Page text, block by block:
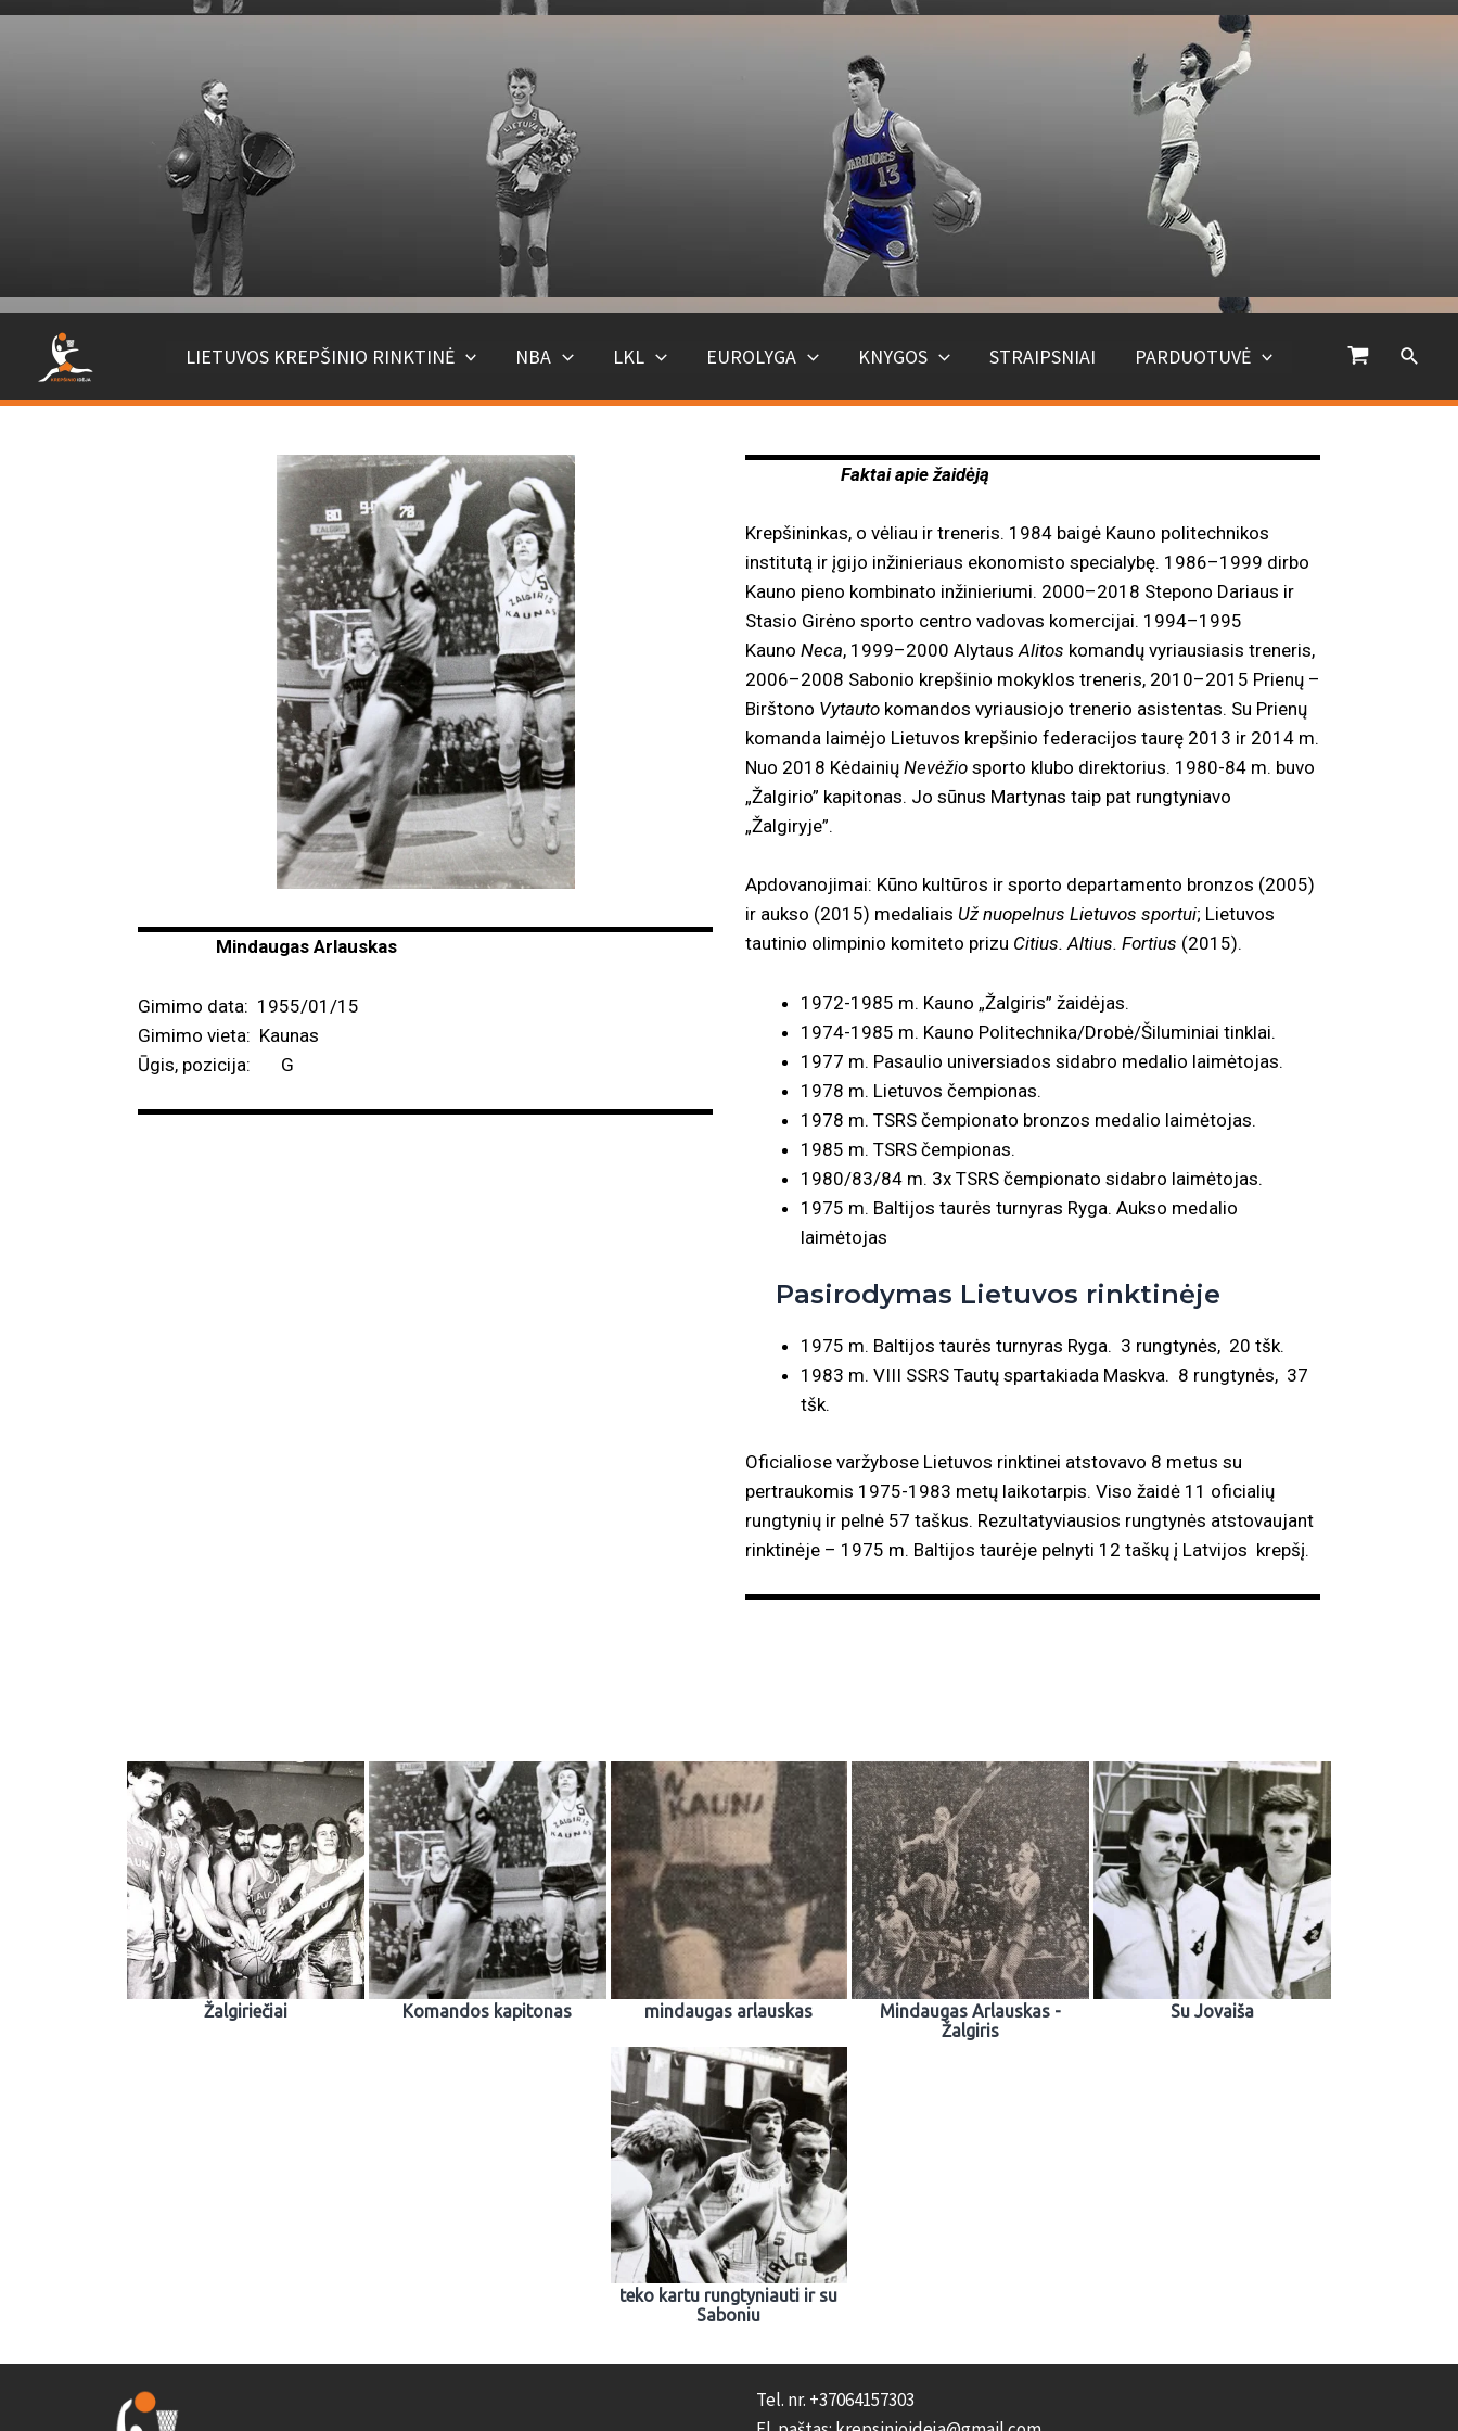
LIETUVOS KREPŠINIO RINKTINĖ NBA LKL EUROLYGA KNYGOS STRAIPSNIAI PARDUOTUVĖ
Mindaugas Arlauskas
Gimimo data: 1955/01/15
Gimimo vieta: Kaunas
Ūgis, pozicija: G
Faktai apie žaidėją
Krepšininkas, o vėliau ir treneris. 1984 baigė Kauno politechnikos
institutą ir įgijo inžinieriaus ekonomisto specialybę. 1986–1999 dirbo
Kauno pieno kombinato inžinieriumi. 2000–2018 Stepono Dariaus ir
Stasio Girėno sporto centro vadovas komercijai. 1994–1995
Kauno Neca, 1999–2000 AlytausAlitos komandų vyriausiasis treneris,
2006–2008 Sabonio krepšinio mokyklos treneris, 2010–2015 Prienų –
Birštono Vytauto komandos vyriausiojo trenerio asistentas. Su Prienų
komanda laimėjo Lietuvos krepšinio federacijos taurę 2013 ir 2014 m.
Nuo 2018 Kėdainių Nevėžio sporto klubo direktorius. 1980-84 m. buvo
„Žalgirio” kapitonas. Jo sūnus Martynas taip pat rungtyniavo
„Žalgiryje”.
Apdovanojimai: Kūno kultūros ir sporto departamento bronzos (2005)
ir aukso (2015) medaliais Už nuopelnus Lietuvos sportui; Lietuvos
tautinio olimpinio komiteto prizu Citius. Altius. Fortius (2015).
1972-1985 m. Kauno „Žalgiris” žaidėjas.
1974-1985 m. Kauno Politechnika/Drobė/Šiluminiai tinklai.
1977 m. Pasaulio universiados sidabro medalio laimėtojas.
1978 m. Lietuvos čempionas.
1978 m. TSRS čempionato bronzos medalio laimėtojas.
1985 m. TSRS čempionas.
1980/83/84 m. 3x TSRS čempionato sidabro laimėtojas.
1975 m. Baltijos taurės turnyras Ryga. Aukso medalio
laimėtojas
Pasirodymas Lietuvos rinktinėje
1975 m. Baltijos taurės turnyras Ryga. 3 rungtynės, 20 tšk.
1983 m. VIII SSRS Tautų spartakiada Maskva. 8 rungtynės, 37
tšk.
Oficialiose varžybose Lietuvos rinktinei atstovavo 8 metus su
pertraukomis 1975-1983 metų laikotarpis. Viso žaidė 11 oficialių
rungtynių ir pelnė 57 taškus. Rezultatyviausios rungtynės atstovaujant
rinktinėje – 1975 m. Baltijos taurėje pelnyti 12 taškų į Latvijos krepšį.
Žalgiriečiai Komandos kapitonas mindaugas arlauskas
Mindaugas Arlauskas -
Žalgiris
Su Jovaiša
teko kartu rungtyniauti ir su
Saboniu
Tel. nr. +37064157303